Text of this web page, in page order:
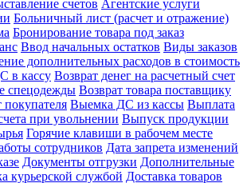
счетов Агентские услуги
Больничный лист (расчет и отражение)
Бронирование товара под заказ
Ввод начальных остатков Виды заказов
дополнительных расходов в стоимость
в кассу Возврат денег на расчетный счет
спецодежды Возврат товара поставщику
покупателя Выемка ДС из кассы Выплата
при увольнении Выпуск продукции
Горячие клавиши в рабочем месте
сотрудников Дата запрета изменений
Документы отгрузки Дополнительные
курьерской службой Доставка товаров